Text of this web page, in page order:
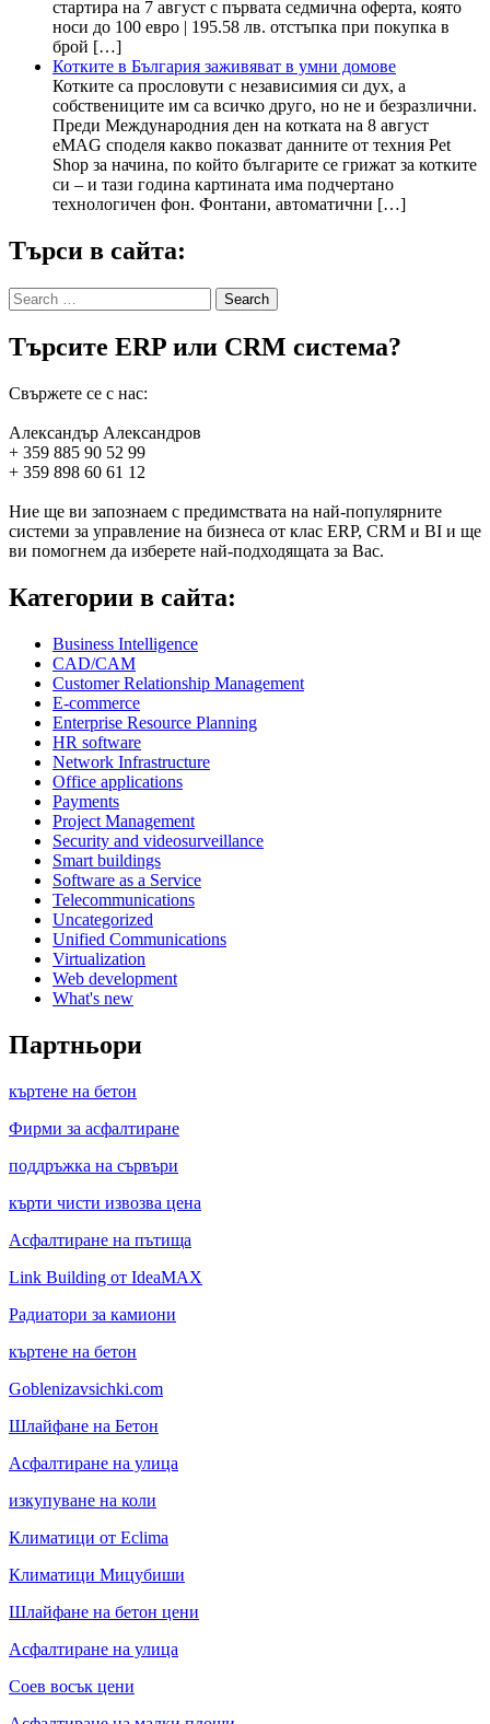
стартира на 7 август с първата седмична оферта, която
носи до 100 евро | 195.58 лв. отстъпка при покупка в
брой […]
Котките в България заживяват в умни домове
Котките са прословути с независимия си дух, а
собствениците им са всичко друго, но не и безразлични.
Преди Международния ден на котката на 8 август
eMAG споделя какво показват данните от техния Pet
Shop за начина, по който българите се грижат за котките
си – и тази година картината има подчертано
технологичен фон. Фонтани, автоматични […]
Търси в сайта:
Search
for:
Търсите ERP или CRM система?
Свържете се с нас:
Александър Александров
+ 359 885 90 52 99
+ 359 898 60 61 12
Ние ще ви запознаем с предимствата на най-популярните
системи за управление на бизнеса от клас ERP, CRM и BI и ще
ви помогнем да изберете най-подходящата за Вас.
Категории в сайта:
Business Intelligence
CAD/CAM
Customer Relationship Management
E-commerce
Enterprise Resource Planning
HR software
Network Infrastructure
Office applications
Payments
Project Management
Security and videosurveillance
Smart buildings
Software as a Service
Telecommunications
Uncategorized
Unified Communications
Virtualization
Web development
What's new
Партньори
къртене на бетон
Фирми за асфалтиране
поддръжка на сървъри
кърти чисти извозва цена
Асфалтиране на пътища
Link Building от IdeaMAX
Радиатори за камиони
къртене на бетон
Goblenizavsichki.com
Шлайфане на Бетон
Асфалтиране на улица
изкупуване на коли
Климатици от Eclima
Климатици Мицубиши
Шлайфане на бетон цени
Асфалтиране на улица
Соев восък цени